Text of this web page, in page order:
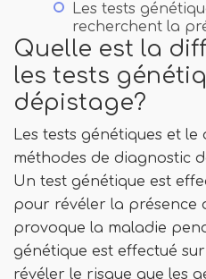
Les tests
recherchent la
Quelle est la
les tests
dépistage?
Les tests génétiques et
méthodes de diagnostic
Un test génétique est
pour révéler la présence
provoque la maladie
génétique est effectué
révéler le risque que les